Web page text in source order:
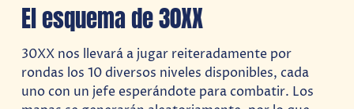
El esquema de 30XX
30XX nos llevará a jugar reiteradamente por
rondas los 10 diversos niveles disponibles, cada
uno con un jefe esperándote para combatir. Los